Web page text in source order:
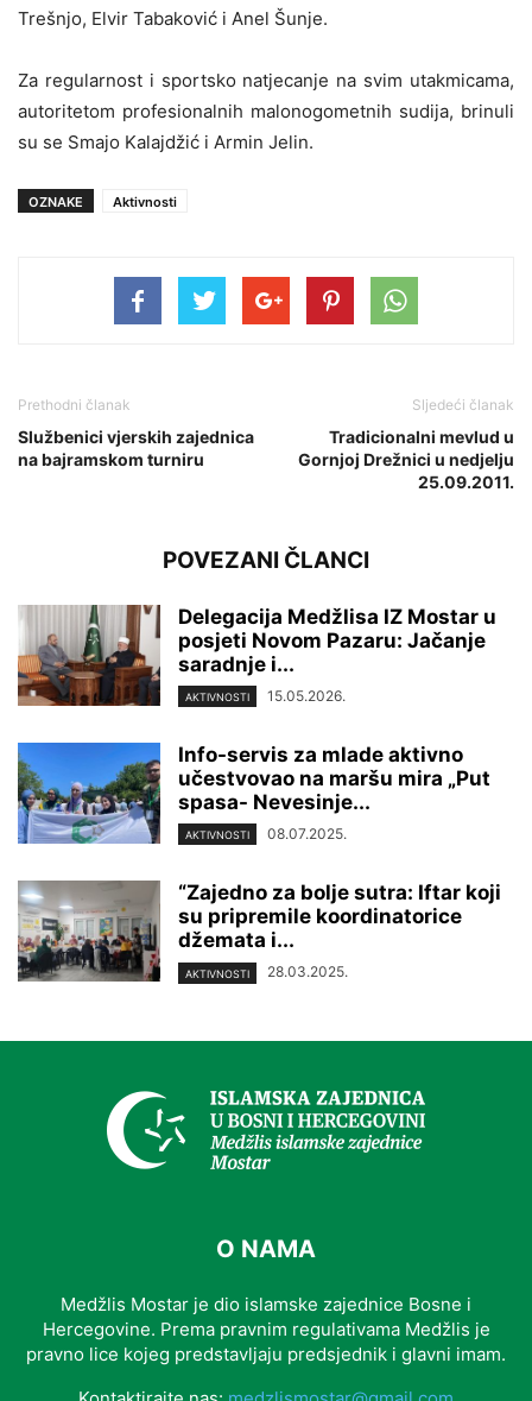
Trešnjo, Elvir Tabaković i Anel Šunje.
Za regularnost i sportsko natjecanje na svim utakmicama,
autoritetom profesionalnih malonogometnih sudija, brinuli
su se Smajo Kalajdžić i Armin Jelin.
OZNAKE Aktivnosti
Prethodni članak
Službenici vjerskih zajednica
na bajramskom turniru
Sljedeći članak
Tradicionalni mevlud u
Gornjoj Drežnici u nedjelju
25.09.2011.
POVEZANI ČLANCI
Delegacija Medžlisa IZ Mostar u
posjeti Novom Pazaru: Jačanje
saradnje i...
AKTIVNOSTI 15.05.2026.
Info-servis za mlade aktivno
učestvovao na maršu mira „Put
spasa- Nevesinje...
AKTIVNOSTI 08.07.2025.
“Zajedno za bolje sutra: Iftar koji
su pripremile koordinatorice
džemata i...
AKTIVNOSTI 28.03.2025.
O NAMA
Medžlis Mostar je dio islamske zajednice Bosne i
Hercegovine. Prema pravnim regulativama Medžlis je
pravno lice kojeg predstavljaju predsjednik i glavni imam.